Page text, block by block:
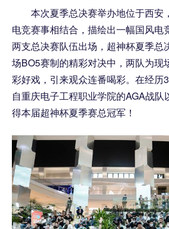
本次夏季总决赛举办地位于西安
电竞赛事相结合，描绘出一幅国风电
两支总决赛队伍出场，超神杯夏季总
场BO5赛制的精彩对决中，两队为现
彩好戏，引来观众连番喝彩。在经历
自重庆电子工程职业学院的AGA战队
得本届超神杯夏季赛总冠军！